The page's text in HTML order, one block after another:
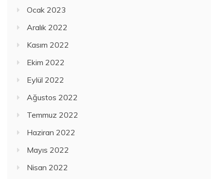
Ocak 2023
Aralık 2022
Kasım 2022
Ekim 2022
Eylül 2022
Ağustos 2022
Temmuz 2022
Haziran 2022
Mayıs 2022
Nisan 2022